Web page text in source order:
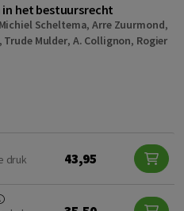
het bestuursrecht
Michiel Scheltema,Arre Zuurmond,
, Trude Mulder, A. Collignon, Rogier
druk
43,95